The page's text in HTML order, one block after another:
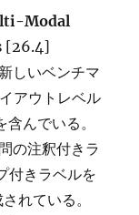
Modal
[26.4]
しいベンチマ
アウトレベル
んでいる。
の注釈付きラ
付きラベルを
れている。